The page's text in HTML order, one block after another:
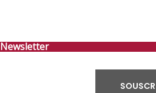
Newsletter